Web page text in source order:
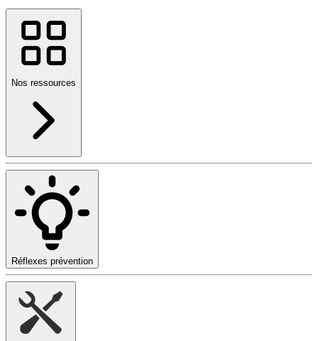
Nos ressources
Réflexes prévention